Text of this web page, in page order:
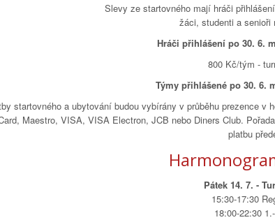
Slevy ze startovného mají hráči
žáci, studenti a senioři
Hráči přihlášení po 30. 6.
800 Kč/tým -
Týmy přihlášené po 30. 6.
startovného a ubytování budou vybírány v průběhu prezence
Maestro, VISA, VISA Electron, JCB nebo Diners Club.
platbu
Pátek 14. 7. -
15:30-17:30
18:00-22:30